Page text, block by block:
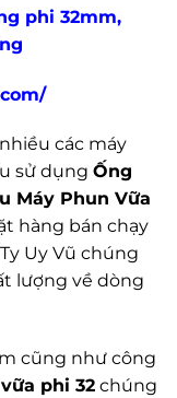
phi 32mm,
các máy
sử dụng Ống
Máy Phun Vữa
hàng bán chạy
Uy Vũ chúng
lượng về dòng
cũng như công
phi 32 chúng